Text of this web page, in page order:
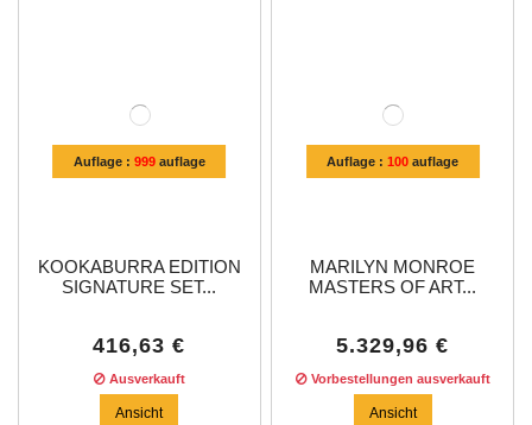
Auflage : 999auflage
KOOKABURRA EDITION
SIGNATURE SET...
416,63 €
Ausverkauft
Ansicht
Auflage :100 auflage
MARILYN MONROE
MASTERS OF ART...
5.329,96 €
Vorbestellungen ausverkauft
Ansicht